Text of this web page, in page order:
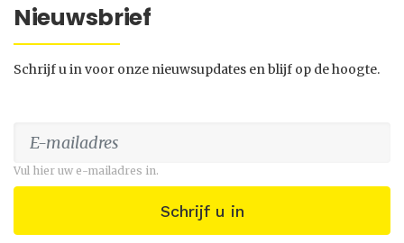
Nieuwsbrief
Schrijf u in voor onze nieuwsupdates en blijf op de hoogte.
Vul hier uw e-mailadres in.
Schrijf u in